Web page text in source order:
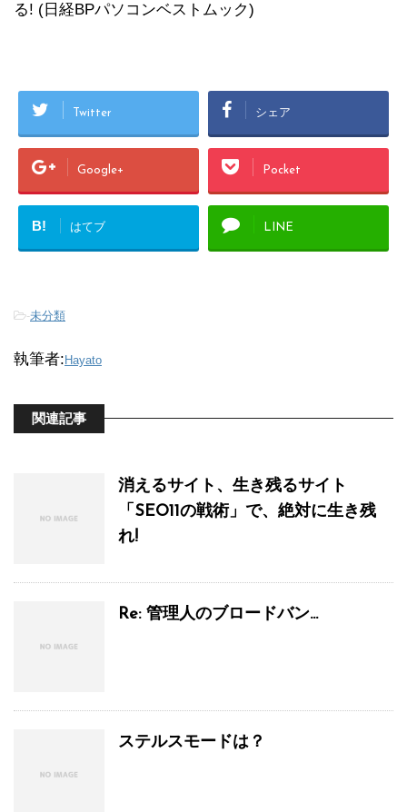
る! (日経BPパソコンベストムック)
Twitter シェア
Google+ Pocket
B! はてブ LINE
-未分類
執筆者: Hayato
関連記事
消えるサイト、生き残るサイト
「SEO11の戦術」で、絶対に生き残
れ!
Re: 管理人のブロードバン...
ステルスモードは？